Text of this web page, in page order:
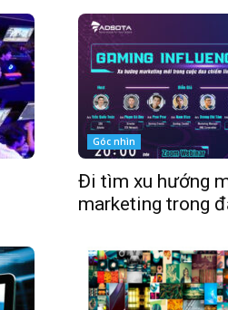
Góc nhìn
Đi tìm xu hướng
marketing trong